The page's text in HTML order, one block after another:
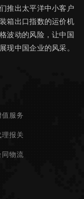
推出太平洋中小客户
箱出口指数的运价机
波动的风险，让中国
现中国企业的风采。
值服务
理报关
同物流